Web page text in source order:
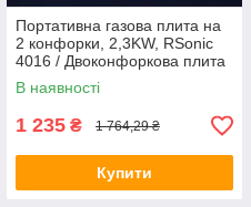
Портативна газова плита на
2 конфорки, 2,3KW, RSonic
4016 / Двоконфоркова плита
/ Настільна плита туристична
В наявності
1 235 ₴ 1 764,29 ₴
Купити